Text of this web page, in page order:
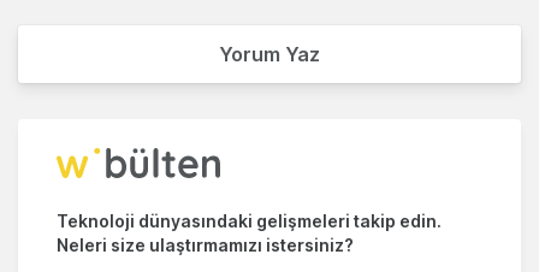
Yorum Yaz
Teknoloji dünyasındaki gelişmeleri takip edin.
Neleri size ulaştırmamızı istersiniz?